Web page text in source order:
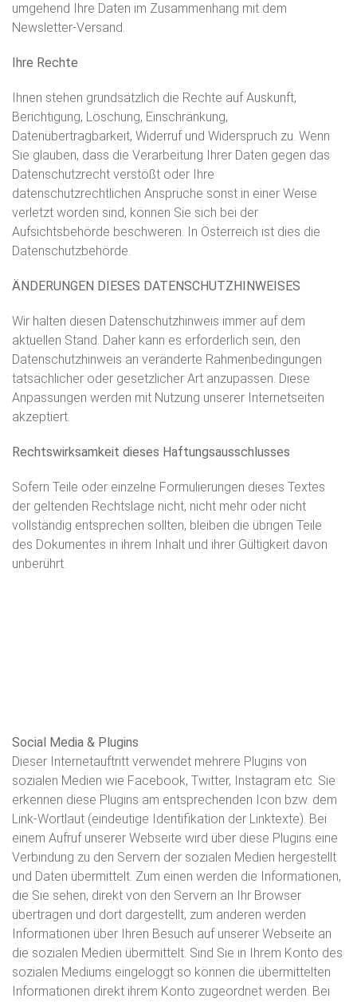
umgehend Ihre Daten im Zusammenhang mit dem
Newsletter-Versand.
Ihre Rechte
Ihnen stehen grundsätzlich die Rechte auf Auskunft,
Berichtigung, Löschung, Einschränkung,
Datenübertragbarkeit, Widerruf und Widerspruch zu. Wenn
Sie glauben, dass die Verarbeitung Ihrer Daten gegen das
Datenschutzrecht verstößt oder Ihre
datenschutzrechtlichen Ansprüche sonst in einer Weise
verletzt worden sind, können Sie sich bei der
Aufsichtsbehörde beschweren. In Österreich ist dies die
Datenschutzbehörde.
ÄNDERUNGEN DIESES DATENSCHUTZHINWEISES
Wir halten diesen Datenschutzhinweis immer auf dem
aktuellen Stand. Daher kann es erforderlich sein, den
Datenschutzhinweis an veränderte Rahmenbedingungen
tatsächlicher oder gesetzlicher Art anzupassen. Diese
Anpassungen werden mit Nutzung unserer Internetseiten
akzeptiert.
Rechtswirksamkeit dieses Haftungsausschlusses
Sofern Teile oder einzelne Formulierungen dieses Textes
der geltenden Rechtslage nicht, nicht mehr oder nicht
vollständig entsprechen sollten, bleiben die übrigen Teile
des Dokumentes in ihrem Inhalt und ihrer Gültigkeit davon
unberührt.
Social Media & Plugins
Dieser Internetauftritt verwendet mehrere Plugins von
sozialen Medien wie Facebook, Twitter, Instagram etc. Sie
erkennen diese Plugins am entsprechenden Icon bzw. dem
Link-Wortlaut (eindeutige Identifikation der Linktexte). Bei
einem Aufruf unserer Webseite wird über diese Plugins eine
Verbindung zu den Servern der sozialen Medien hergestellt
und Daten übermittelt. Zum einen werden die Informationen,
die Sie sehen, direkt von den Servern an Ihr Browser
übertragen und dort dargestellt, zum anderen werden
Informationen über Ihren Besuch auf unserer Webseite an
die sozialen Medien übermittelt. Sind Sie in Ihrem Konto des
sozialen Mediums eingeloggt so können die übermittelten
Informationen direkt ihrem Konto zugeordnet werden. Bei